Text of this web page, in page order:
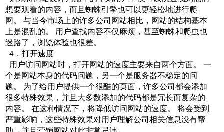
想要观看的内容，而且蜘蛛引擎也可以更轻松地进行爬
网。 与当今市场上的许多公司网站相比，网站的结构基本
上是混乱的。 用户查找内容不仅麻烦，甚至蜘蛛和爬虫也
迷路了，浏览体验也很差。
4，打开速度
用户访问网站时，打开网站的速度主要来自两个方面。 一
个是网站本身的代码问题，另一个是服务器不稳定的问
题。 为了给用户提供一个很酷的页面，许多公司都会添加
很多特殊效果，并且大多数添加的代码都是冗长而复杂的
内容。 在这种情况下，将降低访问网站的速度。 将会受到
严重影响，这些特殊效果对用户理解公司相关信息没有帮